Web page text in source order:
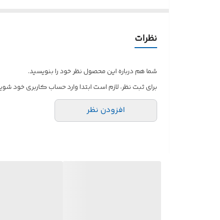
نظرات
شما هم درباره این محصول نظر خود را بنویسید.
برای ثبت نظر، لازم است ابتدا وارد حساب کاربری خود
افزودن نظر